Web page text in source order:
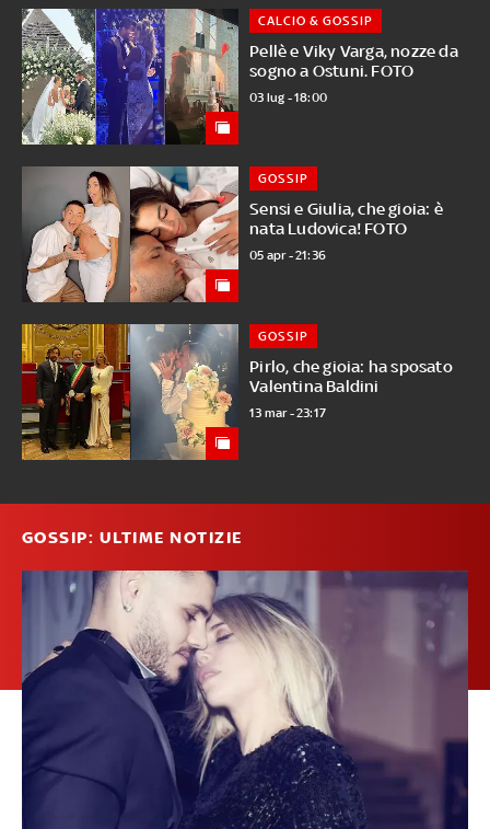
Pellè e Viky Varga, nozze da
sogno a Ostuni. FOTO
CALCIO & GOSSIP
03 lug - 18:00
Sensi e Giulia, che gioia: è
nata Ludovica! FOTO
GOSSIP
05 apr - 21:36
Pirlo, che gioia: ha sposato
Valentina Baldini
GOSSIP
13 mar - 23:17
GOSSIP: ULTIME NOTIZIE